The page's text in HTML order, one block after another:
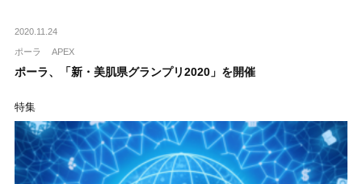
2020.11.24
ポーラ APEX
ポーラ、「新・美肌県グランプリ2020」を開催
特集